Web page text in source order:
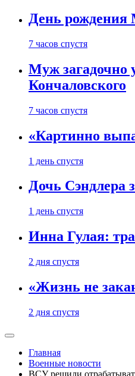
День рождения
7 часов спустя
Муж загадочно
Кончаловского
7 часов спустя
«Картинно
1 день спустя
Дочь Сэндлера
1 день спустя
Инна Гулая:
2 дня спустя
«Жизнь не
2 дня спустя
Главная
Военные новости
ВСУ решили